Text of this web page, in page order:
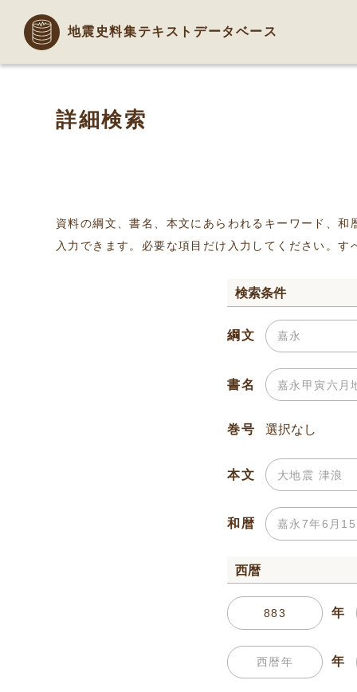
地震史料集テキストデータベース
詳細検索
資料の綱文、書名、本文にあらわれるキーワード、
入力できます。必要な項目だけ入力してください。
検索条件
綱文
書名
巻号
本文
和暦
西暦
年
年